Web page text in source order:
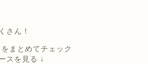
さん！
まとめてチェック
スを見る ↓